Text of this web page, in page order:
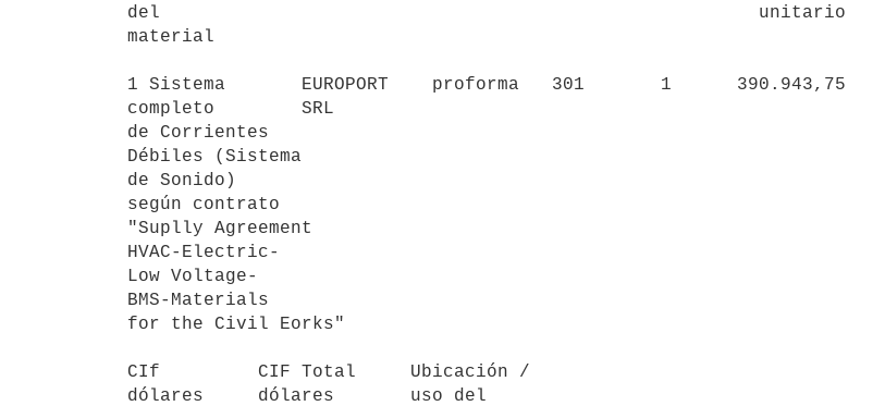
del                                                       unitario
material
1 Sistema       EUROPORT    proforma   301       1      390.943,75
completo        SRL
de Corrientes
Débiles (Sistema
de Sonido)
según contrato
"Suplly Agreement
HVAC-Electric-
Low Voltage-
BMS-Materials
for the Civil Eorks"
CIf         CIF Total     Ubicación /
dólares     dólares       uso del